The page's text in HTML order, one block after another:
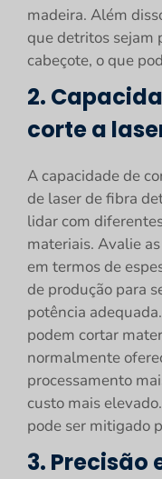
madeira. Além
que detritos sejam
cabeçote, o que
2.
corte a
A capacidade de
de laser de fibra
lidar com
materiais. Avalie
em termos de
de produção para
potência
podem cortar
normalmente
processamento
custo mais
pode ser mitigado
3. Precisão